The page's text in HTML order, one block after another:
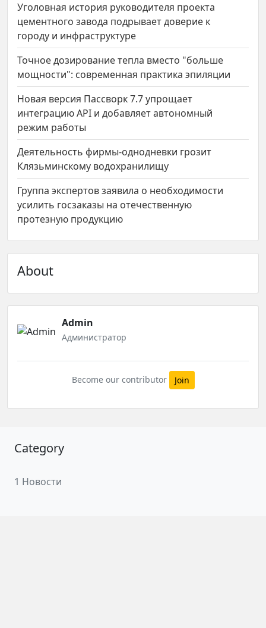
Уголовная история руководителя проекта
цементного завода подрывает доверие к
городу и инфраструктуре
Точное дозирование тепла вместо "больше
мощности": современная практика эпиляции
Новая версия Пассворк 7.7 упрощает
интеграцию API и добавляет автономный
режим работы
Деятельность фирмы-однодневки грозит
Клязьминскому водохранилищу
Группа экспертов заявила о необходимости
усилить госзаказы на отечественную
протезную продукцию
About
Admin
Администратор
Become our contributor Join
Category
1 Новости